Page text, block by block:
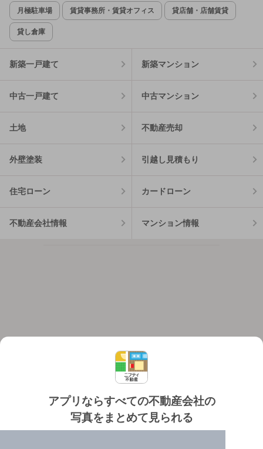
アプリならすべての不動産会社の
写真をまとめて見られる
月極駐車場 賃貸事務所・賃貸オフィス 貸店舗・店舗賃貸
貸し倉庫
新築一戸建て 新築マンション
中古一戸建て 中古マンション
土地 不動産売却
外壁塗装 引越し見積もり
住宅ローン カードローン
不動産会社情報 マンション情報
個人情報保護ポリシー 利用規約